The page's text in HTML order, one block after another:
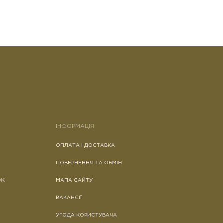
ІНФОРМАЦІЯ
ОПЛАТА І ДОСТАВКА
ПОВЕРНЕННЯ ТА ОБМІН
МАПА САЙТУ
ВАКАНСІЇ
УГОДА КОРИСТУВАЧА